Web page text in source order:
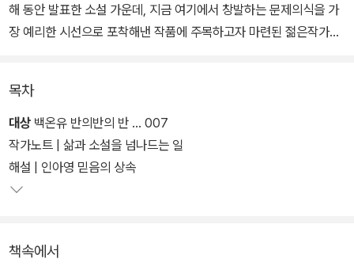
해 동안 발표한 소설 가운데, 지금 여기에서 창발하는 문제의식을 가
장 예리한 시선으로 포착해낸 작품에 주목하고자 마련된 젊은작가상
온유 강보라 서장원 성해나 성혜령 이희주 현호정이다.
이 상의 수상자로는 처음 이름을 올린 백온유 강보라 서장원 이희주
네 명의 등장이 반갑고, 특히 젊은작가상 첫 수상을 대상으로 장식한
백온유의 성취가 뜻깊다. 2023년 수상자인 성혜령 현호정, 2024년
발적인 에너지를 쏟아내는 작품들, 삶을 돌아보게 하고 문학의 존재
목차
대상 백온유 반의반의 반 … 007
작가노트 | 삶과 소설을 넘나드는 일
해설 | 인아영 믿음의 상속
책속에서